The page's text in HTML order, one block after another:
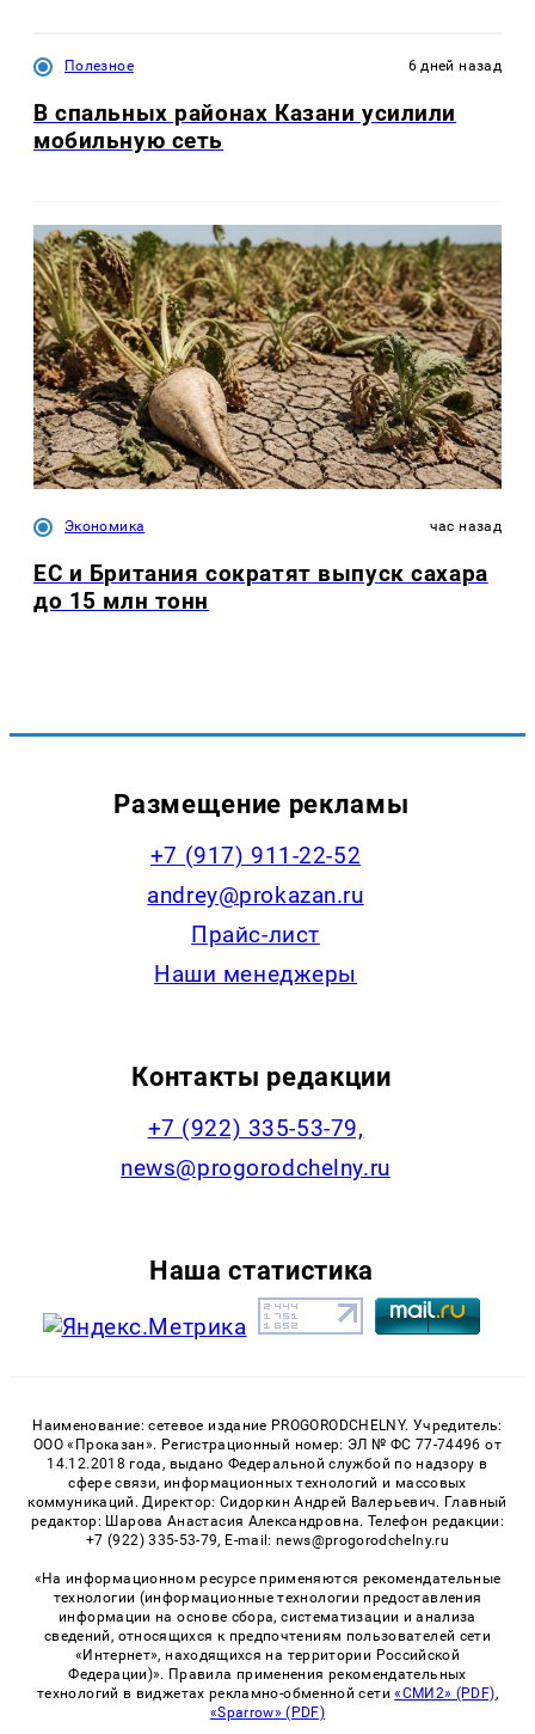
Полезное 6 дней назад
В спальных районах Казани усилили
мобильную сеть
Экономика час назад
ЕС и Британия сократят выпуск сахара
до 15 млн тонн
Размещение рекламы
+7 (917) 911-22-52
andrey@prokazan.ru
Прайс-лист
Наши менеджеры
Контакты редакции
+7 (922) 335-53-79,
news@progorodchelny.ru
Наша статистика
Наименование: сетевое издание PROGORODCHELNY. Учредитель:
ООО «Проказан». Регистрационный номер: ЭЛ № ФС 77-74496 от
14.12.2018 года, выдано Федеральной службой по надзору в
сфере связи, информационных технологий и массовых
коммуникаций. Директор: Сидоркин Андрей Валерьевич. Главный
редактор: Шарова Анастасия Александровна. Телефон редакции:
+7 (922) 335-53-79, E-mail: news@progorodchelny.ru
«На информационном ресурсе применяются рекомендательные
технологии (информационные технологии предоставления
информации на основе сбора, систематизации и анализа
сведений, относящихся к предпочтениям пользователей сети
«Интернет», находящихся на территории Российской
Федерации)». Правила применения рекомендательных
технологий в виджетах рекламно-обменной сети«СМИ2» (PDF),
«Sparrow» (PDF)